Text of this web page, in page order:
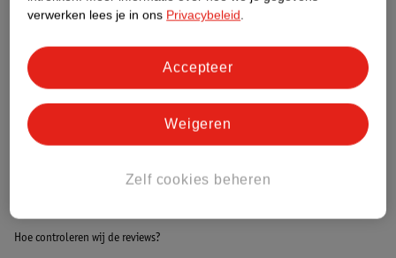
Meer informatie
Bestel & Bezorginformatie
Hoe controleren wij de reviews?
verwerken lees je in ons Privacybeleid.
Zelf cookies beheren
Weigeren
Accepteer